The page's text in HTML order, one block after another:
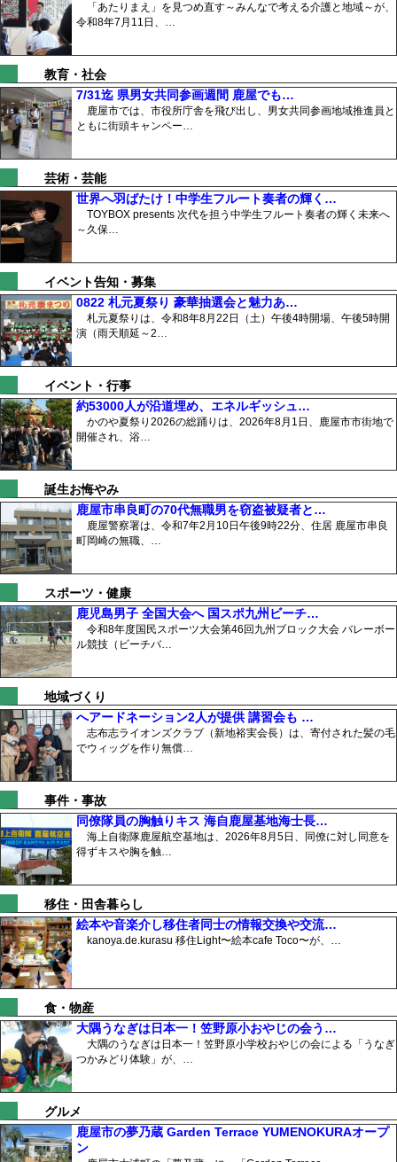
「あたりまえ」を見つめ直す～みんなで考える介護と地域～が、
令和8年7月11日、…
教育・社会
7/31迄 県男女共同参画週間 鹿屋でも…
鹿屋市では、市役所庁舎を飛び出し、男女共同参画地域推進員と
ともに街頭キャンペー…
芸術・芸能
世界へ羽ばたけ！中学生フルート奏者の輝く…
TOYBOX presents 次代を担う中学生フルート奏者の輝く未来へ
～久保…
イベント告知・募集
0822 札元夏祭り 豪華抽選会と魅力あ…
札元夏祭りは、令和8年8月22日（土）午後4時開場、午後5時開
演（雨天順延～2…
イベント・行事
約53000人が沿道埋め、エネルギッシュ…
かのや夏祭り2026の総踊りは、2026年8月1日、鹿屋市市街地で
開催され、浴…
誕生お悔やみ
鹿屋市串良町の70代無職男を窃盗被疑者と…
鹿屋警察署は、令和7年2月10日午後9時22分、住居 鹿屋市串良
町岡崎の無職、…
スポーツ・健康
鹿児島男子 全国大会へ 国スポ九州ビーチ…
令和8年度国民スポーツ大会第46回九州ブロック大会 バレーボー
ル競技（ビーチバ…
地域づくり
へアードネーション2人が提供 講習会も …
志布志ライオンズクラブ（新地裕実会長）は、寄付された髪の毛
でウィッグを作り無償…
事件・事故
同僚隊員の胸触りキス 海自鹿屋基地海士長…
海上自衛隊鹿屋航空基地は、2026年8月5日、同僚に対し同意を
得ずキスや胸を触…
移住・田舎暮らし
絵本や音楽介し移住者同士の情報交換や交流…
kanoya.de.kurasu 移住Light〜絵本cafe Toco〜が、…
食・物産
大隅うなぎは日本一！笠野原小おやじの会う…
大隅のうなぎは日本一！笠野原小学校おやじの会による「うなぎ
つかみどり体験」が、…
グルメ
鹿屋市の夢乃蔵 Garden Terrace YUMENOKURAオープ
ン